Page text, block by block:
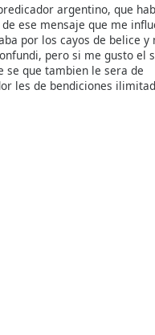
argentino, que
ese mensaje que me
por los cayos de belice y
pero si me gusto el
se que tambien le sera de
les de bendiciones